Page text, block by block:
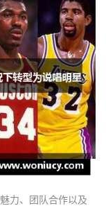
力、团队合作以及